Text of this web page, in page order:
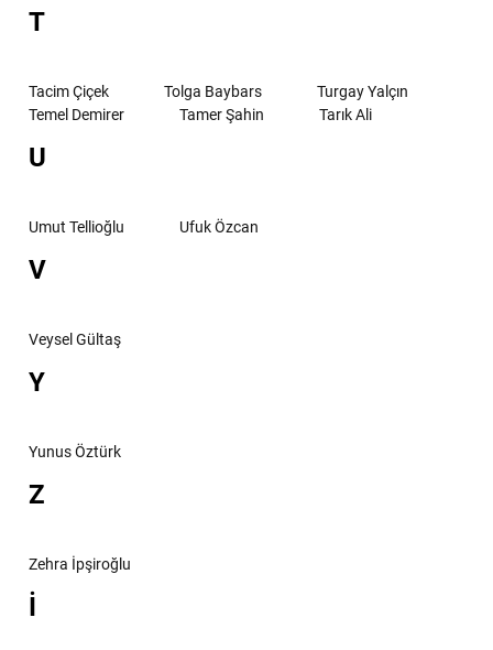
T
Tacim Çiçek Tolga Baybars
Turgay Yalçın
Temel Demirer
Tamer Şahin Tarık Ali
U
Umut Tellioğlu Ufuk Özcan
V
Veysel Gültaş
Y
Yunus Öztürk
Z
Zehra İpşiroğlu
İ